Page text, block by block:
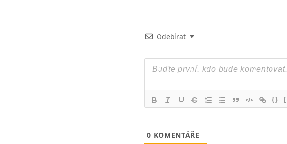
Odebírat
{}
0 KOMENTÁŘE